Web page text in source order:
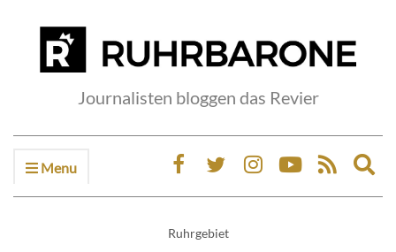
Journalisten bloggen das Revier
Menu
Ruhrgebiet